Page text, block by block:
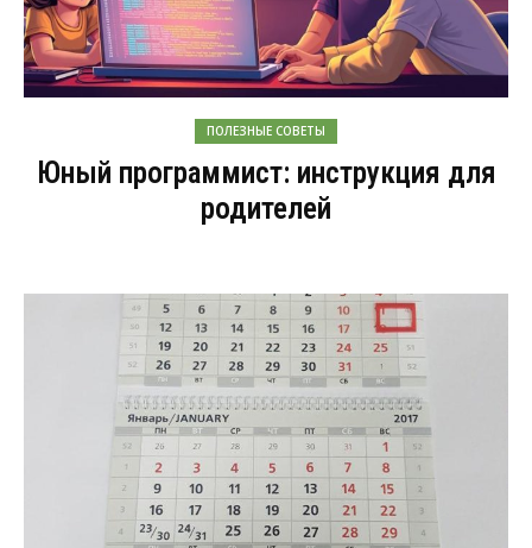
ПОЛЕЗНЫЕ СОВЕТЫ
Юный программист: инструкция для
родителей